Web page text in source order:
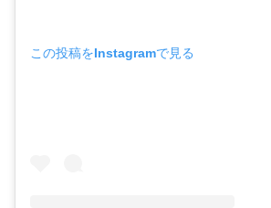
この投稿をInstagramで見る